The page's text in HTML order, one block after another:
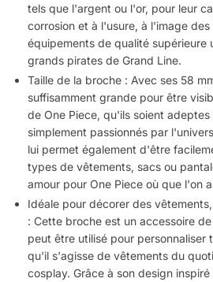
tels que l'argent ou l'or, pour leur
corrosion et à l'usure, à l'image
équipements de qualité supérieure
grands pirates de Grand Line.
Taille de la broche : Avec ses 58
suffisamment grande pour être
de One Piece, qu'ils soient
simplement passionnés par
lui permet également d'être
types de vêtements, sacs ou
amour pour One Piece où que l'on
Idéale pour décorer des
: Cette broche est un accessoire
peut être utilisé pour personnaliser
qu'il s'agisse de vêtements du
cosplay. Grâce à son design